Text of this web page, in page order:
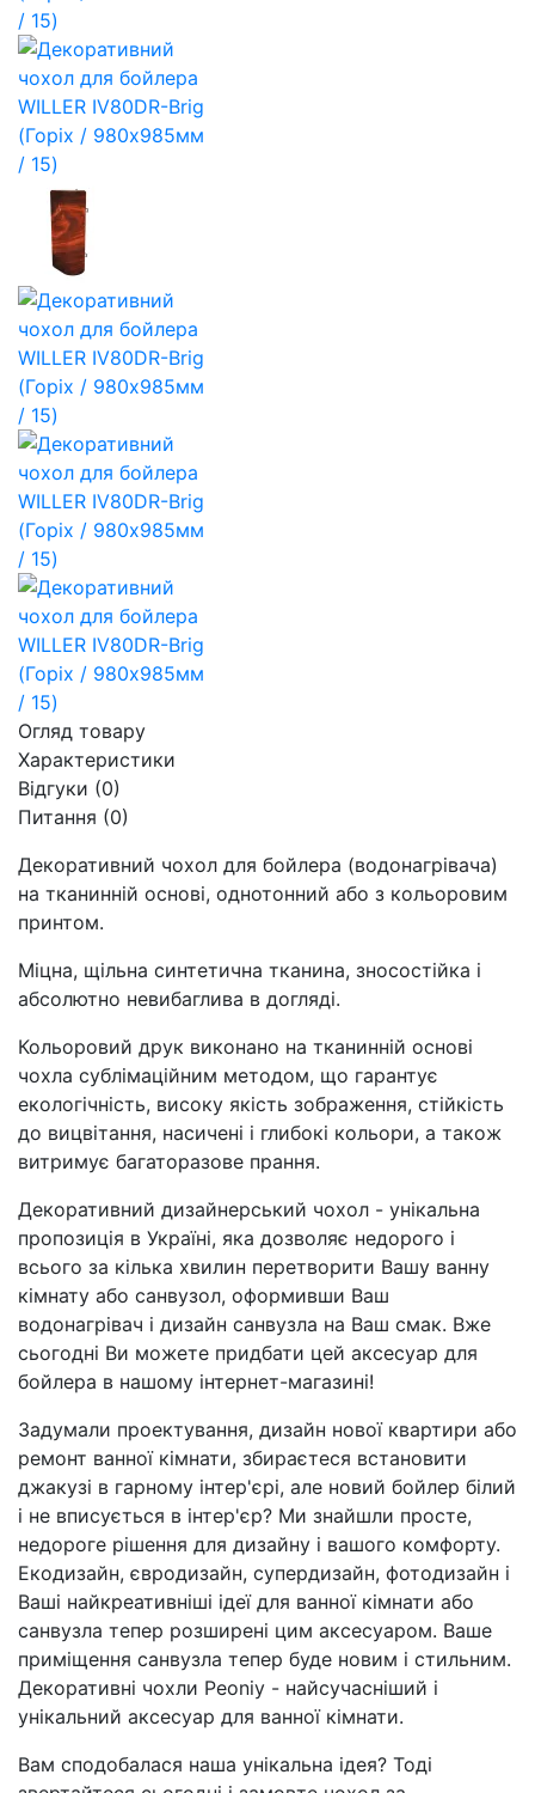
Огляд товару
Характеристики
Відгуки (0)
Питання (0)
Декоративний чохол для бойлера (водонагрівача)
на тканинній основі, однотонний або з кольоровим
принтом.
Міцна, щільна синтетична тканина, зносостійка і
абсолютно невибаглива в догляді.
Кольоровий друк виконано на тканинній основі
чохла сублімаційним методом, що гарантує
екологічність, високу якість зображення, стійкість
до вицвітання, насичені і глибокі кольори, а також
витримує багаторазове прання.
Декоративний дизайнерський чохол - унікальна
пропозиція в Україні, яка дозволяє недорого і
всього за кілька хвилин перетворити Вашу ванну
кімнату або санвузол, оформивши Ваш
водонагрівач і дизайн санвузла на Ваш смак. Вже
сьогодні Ви можете придбати цей аксесуар для
бойлера в нашому інтернет-магазині!
Задумали проектування, дизайн нової квартири або
ремонт ванної кімнати, збираєтеся встановити
джакузі в гарному інтер'єрі, але новий бойлер білий
і не вписується в інтер'єр? Ми знайшли просте,
недороге рішення для дизайну і вашого комфорту.
Екодизайн, євродизайн, супердизайн, фотодизайн і
Ваші найкреативніші ідеї для ванної кімнати або
санвузла тепер розширені цим аксесуаром. Ваше
приміщення санвузла тепер буде новим і стильним.
Декоративні чохли Peoniy - найсучасніший і
унікальний аксесуар для ванної кімнати.
Вам сподобалася наша унікальна ідея? Тоді